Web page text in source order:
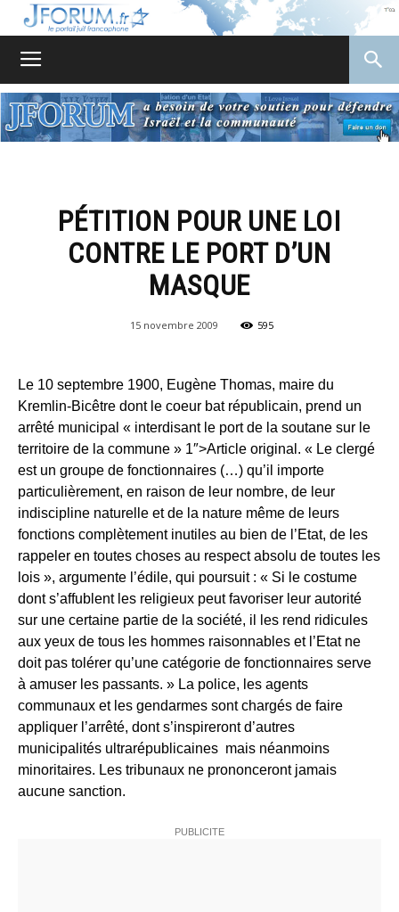
PÉTITION POUR UNE LOI
CONTRE LE PORT D’UN
MASQUE
15 novembre 2009 595
Le 10 septembre 1900, Eugène Thomas, maire du
Kremlin-Bicêtre dont le coeur bat républicain, prend un
arrêté municipal « interdisant le port de la soutane sur le
territoire de la commune » 1″>Article original. « Le clergé
est un groupe de fonctionnaires (…) qu’il importe
particulièrement, en raison de leur nombre, de leur
indiscipline naturelle et de la nature même de leurs
fonctions complètement inutiles au bien de l’Etat, de les
rappeler en toutes choses au respect absolu de toutes les
lois », argumente l’édile, qui poursuit : « Si le costume
dont s’affublent les religieux peut favoriser leur autorité
sur une certaine partie de la société, il les rend ridicules
aux yeux de tous les hommes raisonnables et l’Etat ne
doit pas tolérer qu’une catégorie de fonctionnaires serve
à amuser les passants. » La police, les agents
communaux et les gendarmes sont chargés de faire
appliquer l’arrêté, dont s’inspireront d’autres
municipalités ultrarépublicaines ­ mais néanmoins
minoritaires. Les tribunaux ne prononceront jamais
aucune sanction.